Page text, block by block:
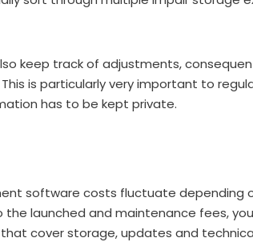
keep track of adjustments,
is particularly very important to
has to be kept private.
software costs fluctuate depending
the launched and maintenance fees,
cover storage, updates and